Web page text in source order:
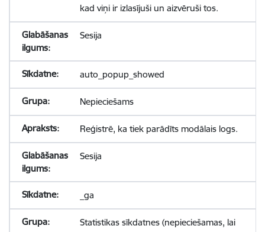
kad viņi ir izlasījuši un aizvēruši tos.
Sesija
auto_popup_showed
Nepieciešams
Reģistrē, ka tiek parādīts modālais logs.
Sesija
_ga
Statistikas sīkdatnes (nepieciešamas, lai